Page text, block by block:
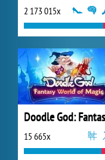
2 173 015x
15 665x